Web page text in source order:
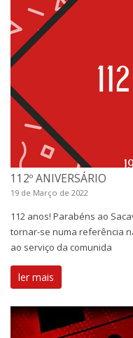
112º ANIVERSÁRIO
19 de Março de 2022
112 anos! Parabéns ao
tornar-se numa referência
ao serviço da comunida
ler mais